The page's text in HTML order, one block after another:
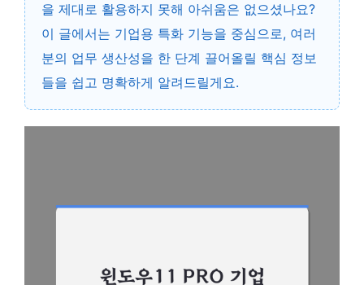
을 제대로 활용하지 못해 아쉬움은 없으셨나요?
이 글에서는 기업용 특화 기능을 중심으로, 여러
분의 업무 생산성을 한 단계 끌어올릴 핵심 정보
들을 쉽고 명확하게 알려드릴게요.